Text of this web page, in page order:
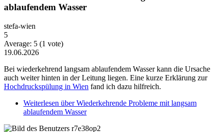
ablaufendem Wasser
stefa-wien
5
Average: 5 (1 vote)
19.06.2026
Bei wiederkehrend langsam ablaufendem Wasser kann die Ursache
auch weiter hinten in der Leitung liegen. Eine kurze Erklärung zur
Hochdruckspülung in Wien fand ich dazu hilfreich.
Weiterlesen über Wiederkehrende Probleme mit langsam
ablaufendem Wasser